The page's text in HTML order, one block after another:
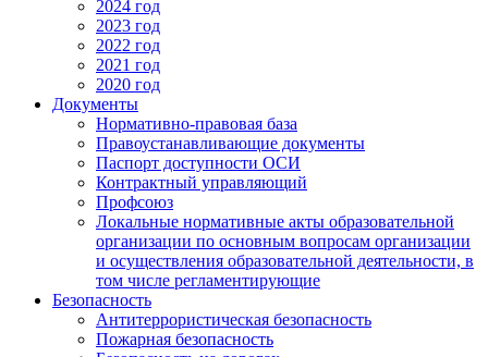
2024 год
2023 год
2022 год
2021 год
2020 год
Документы
Нормативно-правовая база
Правоустанавливающие документы
Паспорт доступности ОСИ
Контрактный управляющий
Профсоюз
Локальные нормативные акты образовательной
организации по основным вопросам организации
и осуществления образовательной деятельности, в
том числе регламентирующие
Безопасность
Антитеррористическая безопасность
Пожарная безопасность